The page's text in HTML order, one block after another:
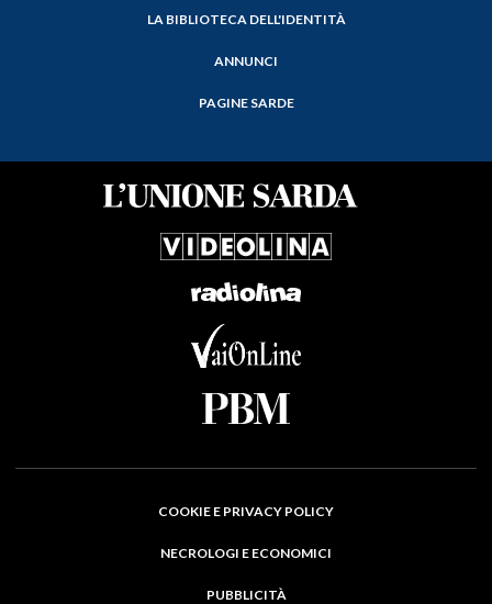
LA BIBLIOTECA DELL'IDENTITÀ
ANNUNCI
PAGINE SARDE
COOKIE E PRIVACY POLICY
NECROLOGI E ECONOMICI
PUBBLICITÀ